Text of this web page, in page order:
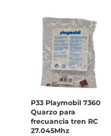
P33 Playmobil 7360
Quarzo para
frecuancia tren RC
27.045Mhz